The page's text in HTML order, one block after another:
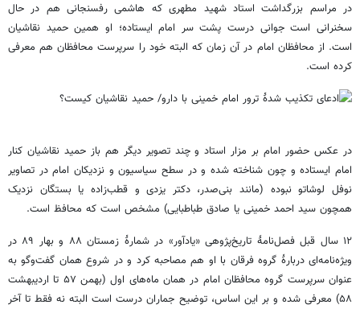
در مراسم بزرگداشت استاد شهید مطهری که هاشمی رفسنجانی هم در حال
سخنرانی است جوانی درست پشت سر امام ایستاده؛ او همین حمید نقاشیان
است. از محافظان امام در آن زمان که البته خود را سرپرست محافظان هم معرفی
کرده است.
در عکس حضور امام بر مزار استاد و چند تصویر دیگر هم باز حمید نقاشیان کنار
امام ایستاده و چون شناخته شده و در سطح سیاسیون و نزدیکان امام در تصاویر
نوفل لوشاتو نبوده (مانند بنی‌صدر، دکتر یزدی و قطب‌زاده یا بستگان نزدیک
همچون سید احمد خمینی یا صادق طباطبایی) مشخص است که محافظ است.
۱۲ سال قبل فصل‌نامۀ تاریخ‌پژوهی «یادآور» در شمارۀ زمستان ۸۸ و بهار ۸۹ در
ویژه‌نامه‌ای دربارۀ گروه فرقان با او هم مصاحبه کرد و در شروع همان گفت‌وگو به
عنوان سرپرست گروه محافظان امام در همان ماه‌های اول (‌بهمن ۵۷ تا اردیبهشت
۵۸) معرفی شده و بر این اساس، توضیح جماران درست است البته نه فقط تا آخر